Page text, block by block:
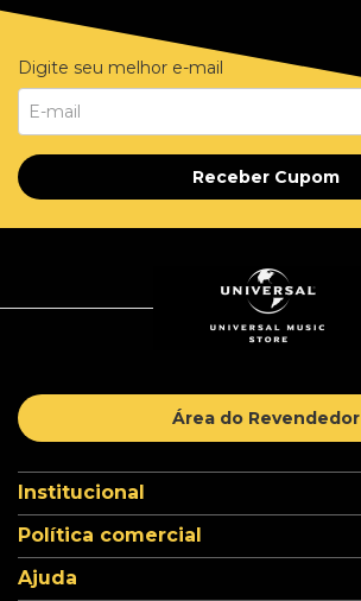
Digite seu melhor e-mail
Receber Cupom
Área do Revendedor
Institucional
Política comercial
Ajuda